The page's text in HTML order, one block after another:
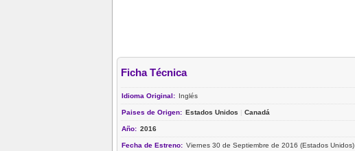
Ficha Técnica
Idioma Original: Inglés
Paises de Origen: Estados Unidos | Canadá
Año: 2016
Fecha de Estreno: Viernes 30 de Septiembre de 2016 (Estados Unidos)